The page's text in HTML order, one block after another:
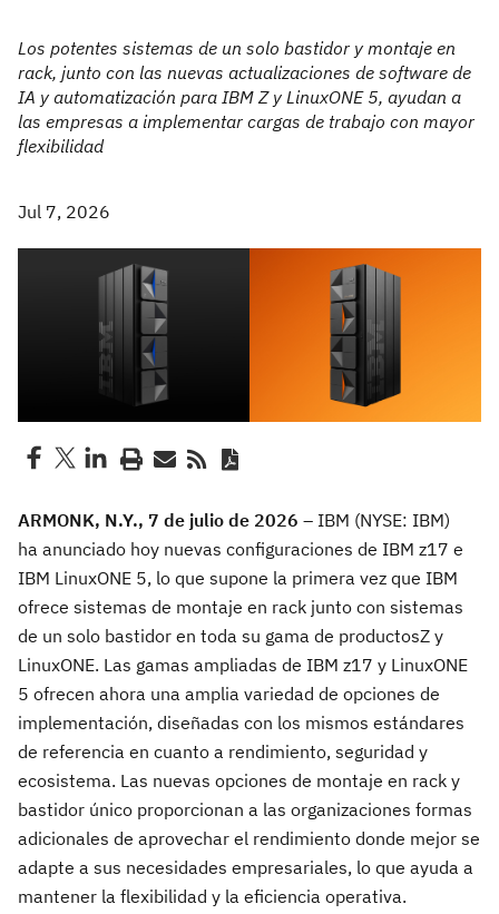
Los potentes sistemas de un solo bastidor y montaje en
rack, junto con las nuevas actualizaciones de software de
IA y automatización para IBM Z y LinuxONE 5, ayudan a
las empresas a implementar cargas de trabajo con mayor
flexibilidad
Jul 7, 2026
ARMONK, N.Y., 7 de julio de 2026 – IBM (NYSE: IBM)
ha anunciado hoy nuevas configuraciones de IBM z17 e
IBM LinuxONE 5, lo que supone la primera vez que IBM
ofrece sistemas de montaje en rack junto con sistemas
de un solo bastidor en toda su gama de productosZ y
LinuxONE. Las gamas ampliadas de IBM z17 y LinuxONE
5 ofrecen ahora una amplia variedad de opciones de
implementación, diseñadas con los mismos estándares
de referencia en cuanto a rendimiento, seguridad y
ecosistema. Las nuevas opciones de montaje en rack y
bastidor único proporcionan a las organizaciones formas
adicionales de aprovechar el rendimiento donde mejor se
adapte a sus necesidades empresariales, lo que ayuda a
mantener la flexibilidad y la eficiencia operativa.